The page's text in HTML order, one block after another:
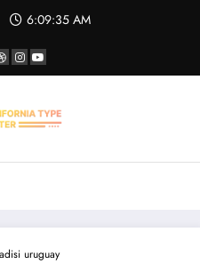
6:09:35 AM
uruguay